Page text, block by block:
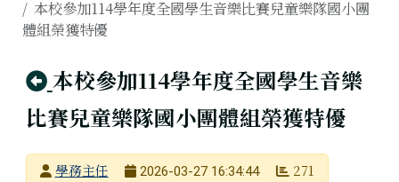
本校參加114學年度全國學生音樂比賽兒童樂隊國小團
體組榮獲特優
回上頁
本校參加114學年度全國學生音樂
比賽兒童樂隊國小團體組榮獲特優
發布者學務主任
2026-03-27 16:34:44 271